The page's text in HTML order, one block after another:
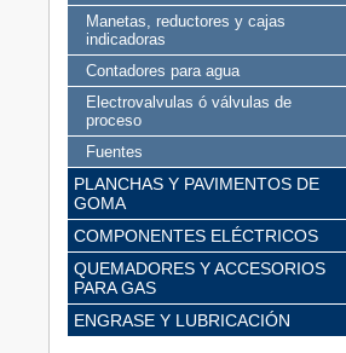
Manetas, reductores y cajas
indicadoras
Contadores para agua
Electrovalvulas ó válvulas de
proceso
Fuentes
PLANCHAS Y PAVIMENTOS DE
GOMA
COMPONENTES ELÉCTRICOS
QUEMADORES Y ACCESORIOS
PARA GAS
ENGRASE Y LUBRICACIÓN